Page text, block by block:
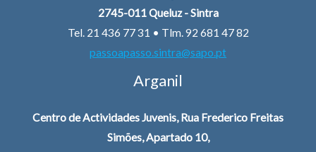
2745-011 Queluz - Sintra
Tel. 21 436 77 31 • Tlm. 92 681 47 82
passoapasso.sintra@sapo.pt
Arganil
Centro de Actividades Juvenis, Rua Frederico Freitas
Simões, Apartado 10,